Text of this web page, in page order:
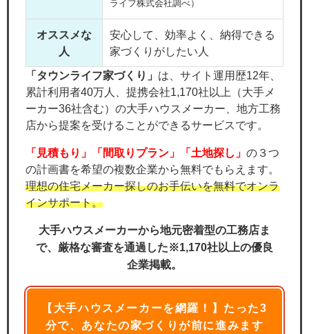
ライフ株式会社調べ）
オススメな
人
安心して、効率よく、納得できる
家づくりがしたい人
「タウンライフ家づくり」 は、サイト運用歴12年、
累計利用者40万人、提携会社1,170社以上（大手メ
ーカー36社含む）の大手ハウスメーカー、地方工務
店から提案を受けることができるサービスです。
「見積もり」「間取りプラン」「土地探し」 の３つ
の計画書を希望の複数企業から無料でもらえます。
理想の住宅メーカー探しのお手伝いを無料でオンラ
インサポート。
大手ハウスメーカーから地元密着型の工務店ま
で、厳格な審査を通過した※1,170社以上の優良
企業掲載。
【大手ハウスメーカーを網羅！】たった3
分で、あなたの家づくりが前に進みます